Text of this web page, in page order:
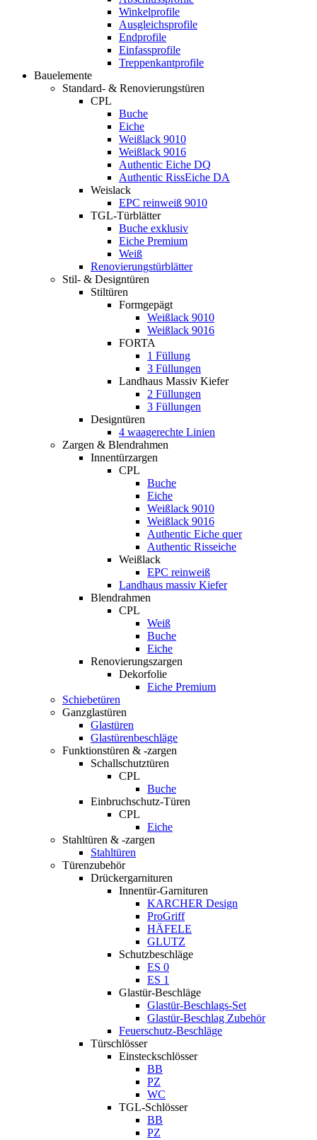
Winkelprofile
Ausgleichsprofile
Endprofile
Einfassprofile
Treppenkantprofile
Bauelemente
Standard- & Renovierungstüren
CPL
Buche
Eiche
Weißlack 9010
Weißlack 9016
Authentic Eiche DQ
Authentic RissEiche DA
Weislack
EPC reinweiß 9010
TGL-Türblätter
Buche exklusiv
Eiche Premium
Weiß
Renovierungstürblätter
Stil- & Designtüren
Stiltüren
Formgepägt
Weißlack 9010
Weißlack 9016
FORTA
1 Füllung
3 Füllungen
Landhaus Massiv Kiefer
2 Füllungen
3 Füllungen
Designtüren
4 waagerechte Linien
Zargen & Blendrahmen
Innentürzargen
CPL
Buche
Eiche
Weißlack 9010
Weißlack 9016
Authentic Eiche quer
Authentic Risseiche
Weißlack
EPC reinweiß
Landhaus massiv Kiefer
Blendrahmen
CPL
Weiß
Buche
Eiche
Renovierungszargen
Dekorfolie
Eiche Premium
Schiebetüren
Ganzglastüren
Glastüren
Glastürenbeschläge
Funktionstüren & -zargen
Schallschutztüren
CPL
Buche
Einbruchschutz-Türen
CPL
Eiche
Stahltüren & -zargen
Stahltüren
Türenzubehör
Drückergarnituren
Innentür-Garnituren
KARCHER Design
ProGriff
HÄFELE
GLUTZ
Schutzbeschläge
ES 0
ES 1
Glastür-Beschläge
Glastür-Beschlags-Set
Glastür-Beschlag Zubehör
Feuerschutz-Beschläge
Türschlösser
Einsteckschlösser
BB
PZ
WC
TGL-Schlösser
BB
PZ